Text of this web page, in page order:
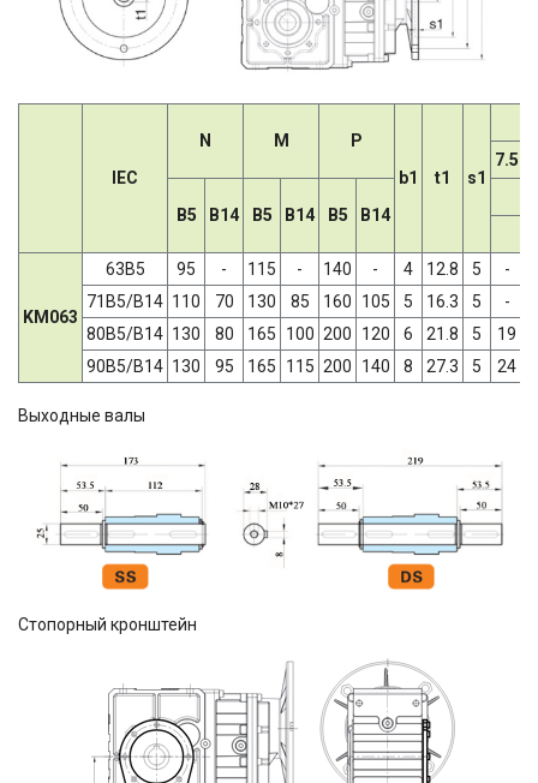
IEC
N M
P
b1
t1 s1
7.5
B5 B14 B5 B14 B5 B14
KM063
63B5 95 - 115 - 140 - 4 12.8 5 -
71B5/B14 110 70 130 85 160 105 5 16.3 5 -
80B5/B14 130 80 165 100 200 120 6 21.8 5 19
90B5/B14 130 95 165 115 200 140 8 27.3 5 24
Выходные валы
Стопорный кронштейн